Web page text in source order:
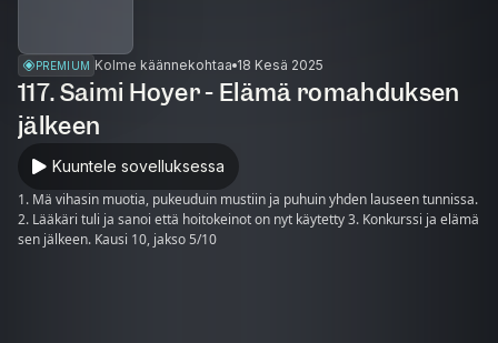
PREMIUM Kolme käännekohtaa 18 Kesä 2025
117. Saimi Hoyer - Elämä romahduksen
jälkeen
Kuuntele sovelluksessa
1. Mä vihasin muotia, pukeuduin mustiin ja puhuin yhden lauseen tunnissa.
2. Lääkäri tuli ja sanoi että hoitokeinot on nyt käytetty 3. Konkurssi ja elämä
sen jälkeen. Kausi 10, jakso 5/10